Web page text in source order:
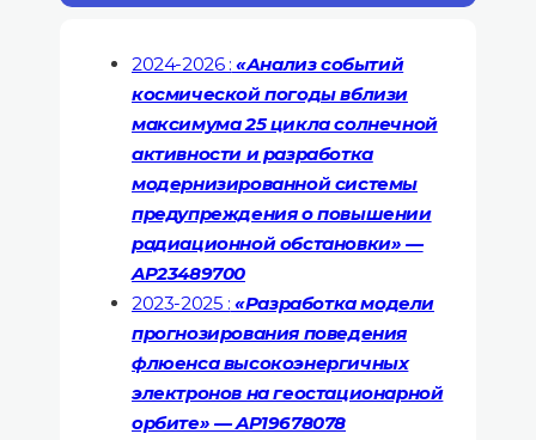
2024-2026 : «Анализ событий
космической погоды вблизи
максимума 25 цикла солнечной
активности и разработка
модернизированной системы
предупреждения о повышении
радиационной обстановки» —
AP23489700
2023-2025 : «Разработка модели
прогнозирования поведения
флюенса высокоэнергичных
электронов на геостационарной
орбите» —AP19678078